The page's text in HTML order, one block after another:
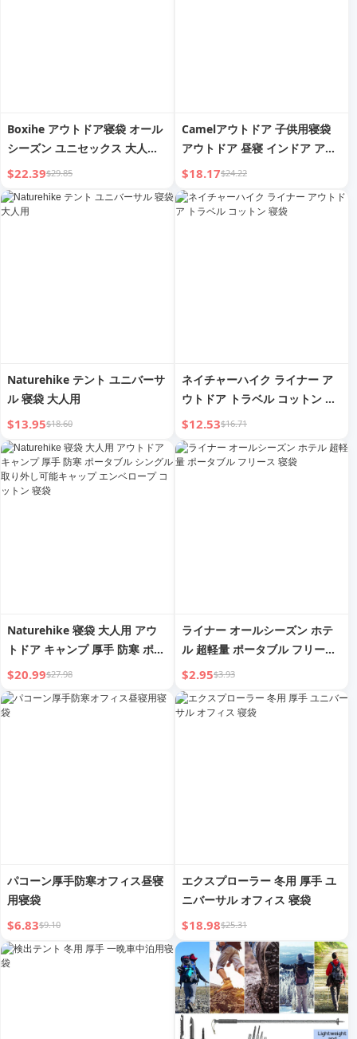
Boxihe アウトドア寝袋 オール
シーズン ユニセックス 大人用
キルト デュアルユース キャン
プ ポータブル軽量 シングルダ
ブル ダウンコットン
$22.39$29.85
Camelアウトドア 子供用寝袋
アウトドア 昼寝 インドア アン
チキック ブランケット 学生 汚
れ防止 オールシーズン ユニセ
ックス 春夏 ヒートテック
$18.17$24.22
Naturehike テント ユニバーサ
ル 寝袋 大人用
$13.95$18.60
ネイチャーハイク ライナー ア
ウトドア トラベル コットン 寝
袋
$12.53$16.71
Naturehike 寝袋 大人用 アウ
トドア キャンプ 厚手 防寒 ポー
タブル シングル 取り外し可能
キャップ エンベロープ コット
ン 寝袋
$20.99$27.98
ライナー オールシーズン ホテ
ル 超軽量 ポータブル フリース
寝袋
$2.95$3.93
パコーン厚手防寒オフィス昼寝
用寝袋
$6.83$9.10
エクスプローラー 冬用 厚手 ユ
ニバーサル オフィス 寝袋
$18.98$25.31